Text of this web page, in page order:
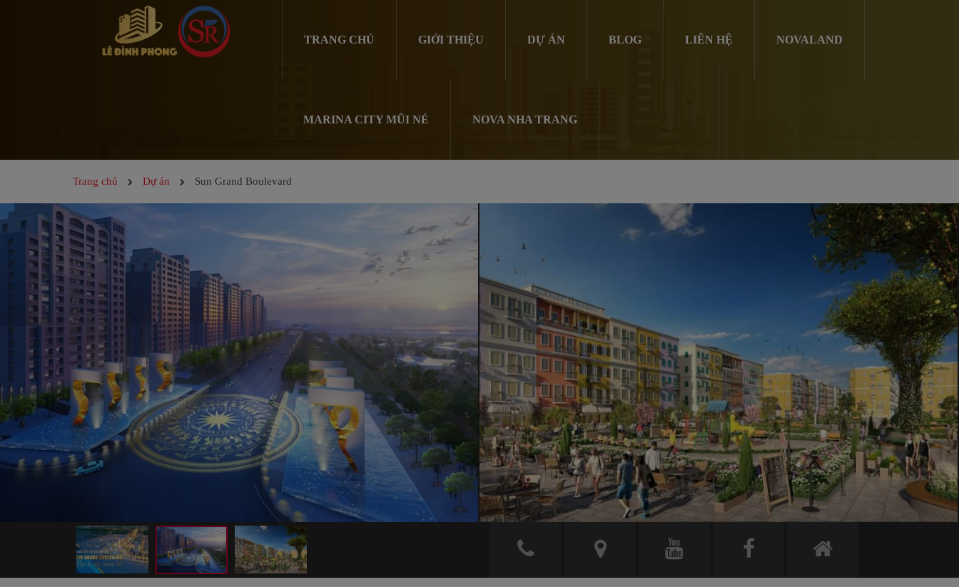
TRANG CHỦ GIỚI THIỆU DỰ ÁN BLOG LIÊN HỆ NOVALAND
MARINA CITY MŨI NÉ NOVA NHA TRANG
Trang chủ Dự án Sun Grand Boulevard